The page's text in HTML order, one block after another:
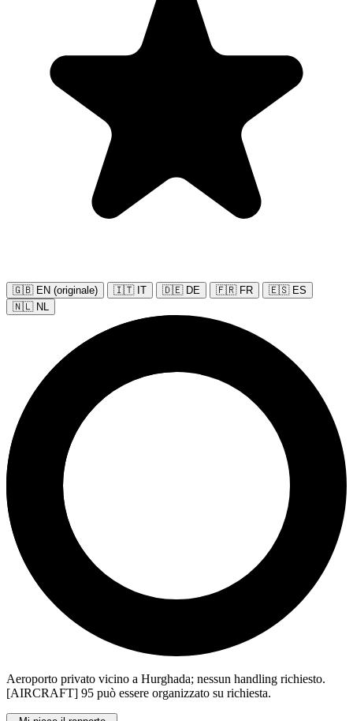
🇬🇧 EN (originale) 🇮🇹 IT 🇩🇪 DE 🇫🇷 FR
🇪🇸 ES
🇳🇱 NL
Aeroporto privato vicino a Hurghada; nessun handling richiesto.
[AIRCRAFT] 95 può essere organizzato su richiesta.